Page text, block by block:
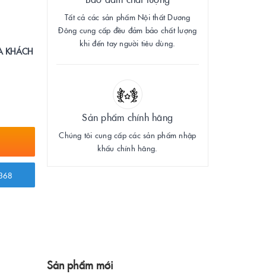
KHÁCH
Tất cả các sản phẩm Nội thất Dương
Đông cung cấp đều đảm bảo chất lượng
khi đến tay người tiêu dùng.
Sản phẩm chính hãng
Chúng tôi cung cấp các sản phẩm nhập
khẩu chính hãng.
Sản phẩm mới